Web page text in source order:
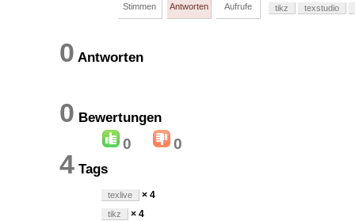
Stimmen Antworten Aufrufe tikz texstudio
0 Antworten
0 Bewertungen
0 0
4 Tags
texlive × 4
tikz × 4